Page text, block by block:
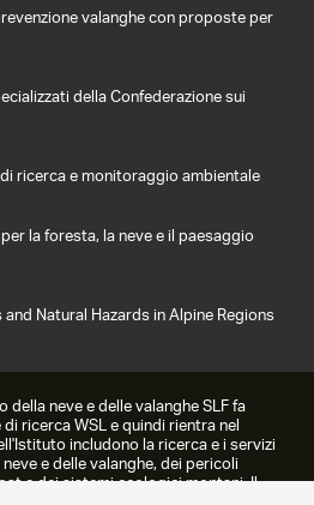
valanghe con proposte per
della Confederazione sui
ricerca e monitoraggio ambientale
la foresta, la neve e il paesaggio
Natural Hazards in Alpine Regions
neve e delle valanghe SLF fa
ricerca WSL e quindi rientra nel
includono la ricerca e i servizi
e delle valanghe, dei pericoli
e dei sistemi ecologici montani. Il